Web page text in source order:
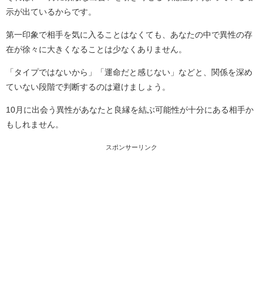
示が出ているからです。
第一印象で相手を気に入ることはなくても、あなたの中で異性の存
在が徐々に大きくなることは少なくありません。
「タイプではないから」「運命だと感じない」などと、関係を深め
ていない段階で判断するのは避けましょう。
10月に出会う異性があなたと良縁を結ぶ可能性が十分にある相手か
もしれません。
スポンサーリンク